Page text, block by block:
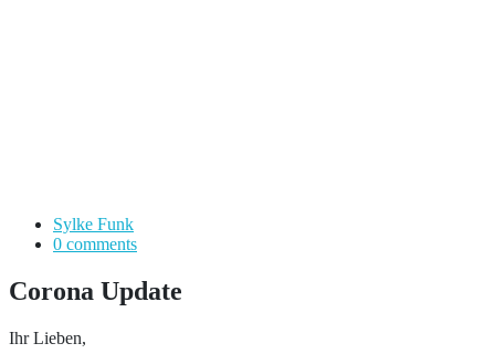
Sylke Funk
0 comments
Corona Update
Ihr Lieben,